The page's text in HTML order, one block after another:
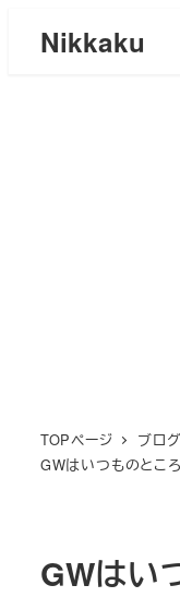
Nikkaku
TOPページ ブロ
GWはいつものとこ
GWはい